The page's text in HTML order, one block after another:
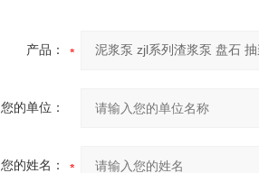
产品：
您的单位：
您的姓名：